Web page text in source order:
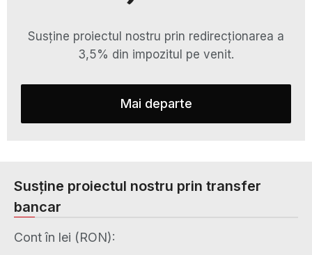
Susține proiectul nostru prin redirecționarea a
3,5% din impozitul pe venit.
Mai departe
Susține proiectul nostru prin transfer
bancar
Cont în lei (RON):